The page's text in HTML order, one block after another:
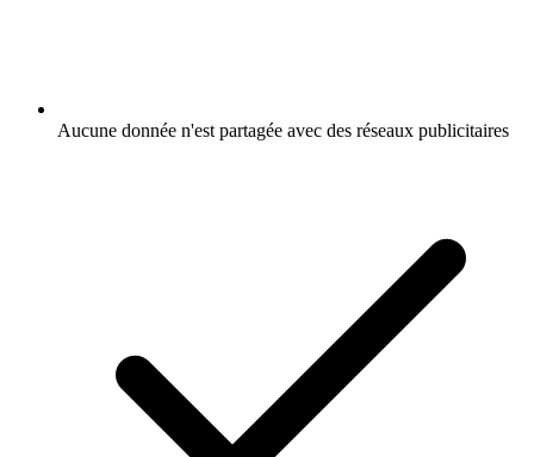
Aucune donnée n'est partagée avec des réseaux publicitaires